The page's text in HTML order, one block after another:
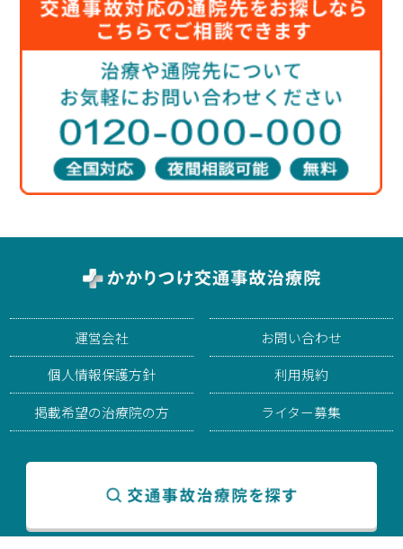
運営会社
個人情報保護方針
掲載希望の治療院の方
お問い合わせ
利用規約
ライター募集